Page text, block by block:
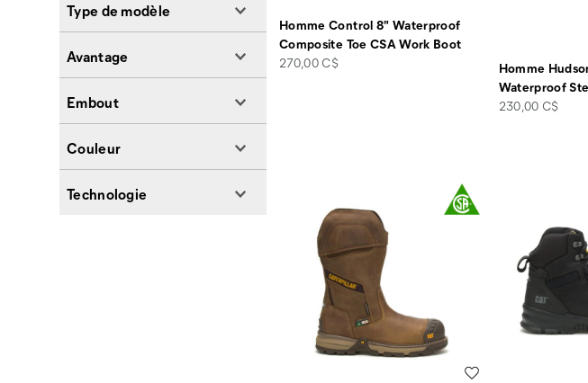
Homme Control 8" Waterproof
Composite Toe CSA Work Boot
price
270,00 C$
Homme
Waterproof
price
230,00 C$
Type de modèle
Avantage
Embout
Couleur
Technologie